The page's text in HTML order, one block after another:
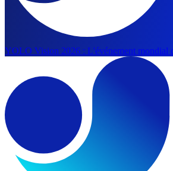
YOLO Vision 2026 : L'événement mondial